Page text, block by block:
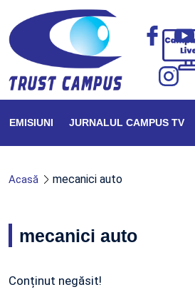
EMISIUNI JURNALUL CAMPUS TV
Acasă mecanici auto
mecanici auto
Conținut negăsit!